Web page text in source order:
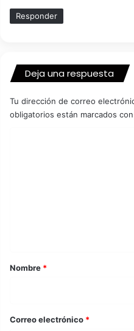
Responder
Deja una respuesta
Tu dirección de correo
obligatorios están marcados con
r
*
Nombre *
Correo electrónico *